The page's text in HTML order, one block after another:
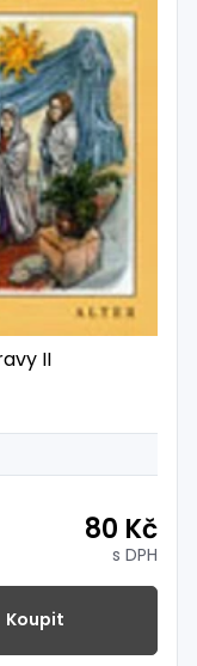
II
80 Kč
s DPH
Koupit